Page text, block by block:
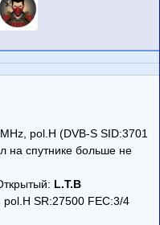
pol.H (DVB-S SID:3701
на спутнике больше не
L.T.B
SR:27500 FEC:3/4